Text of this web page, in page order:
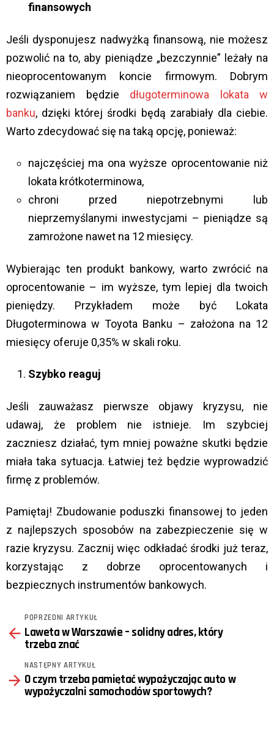
finansowych
Jeśli dysponujesz nadwyżką finansową, nie możesz
pozwolić na to, aby pieniądze „bezczynnie” leżały na
nieoprocentowanym koncie firmowym. Dobrym
rozwiązaniem będzie długoterminowa lokata w
banku, dzięki której środki będą zarabiały dla ciebie.
Warto zdecydować się na taką opcję, ponieważ:
najczęściej ma ona wyższe oprocentowanie niż
lokata krótkoterminowa,
chroni przed niepotrzebnymi lub
nieprzemyślanymi inwestycjami – pieniądze są
zamrożone nawet na 12 miesięcy.
Wybierając ten produkt bankowy, warto zwrócić na
oprocentowanie – im wyższe, tym lepiej dla twoich
pieniędzy. Przykładem może być Lokata
Długoterminowa w Toyota Banku – założona na 12
miesięcy oferuje 0,35% w skali roku.
Szybko reaguj
Jeśli zauważasz pierwsze objawy kryzysu, nie
udawaj, że problem nie istnieje. Im szybciej
zaczniesz działać, tym mniej poważne skutki będzie
miała taka sytuacja. Łatwiej też będzie wyprowadzić
firmę z problemów.
Pamiętaj! Zbudowanie poduszki finansowej to jeden
z najlepszych sposobów na zabezpieczenie się w
razie kryzysu. Zacznij więc odkładać środki już teraz,
korzystając z dobrze oprocentowanych i
bezpiecznych instrumentów bankowych.
more
POPRZEDNI ARTYKUŁ
Laweta w Warszawie – solidny adres, który
trzeba znać
NASTĘPNY ARTYKUŁ
O czym trzeba pamiętać wypożyczając auto w
wypożyczalni samochodów sportowych?